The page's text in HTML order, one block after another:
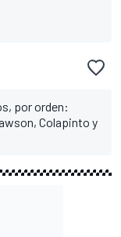
por orden:
Colapinto y